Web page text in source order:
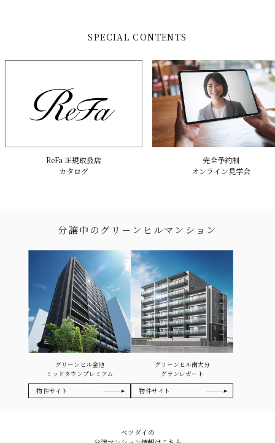
SPECIAL CONTENTS
ReFa 正規取扱店
カタログ
完全予約制
オンライン見学会
分譲中のグリーンヒルマンション
グリーンヒル金池
ミッドタウンプレミアム
物件サイト
グリーンヒル南大分
グランレガート
物件サイト
ベツダイの